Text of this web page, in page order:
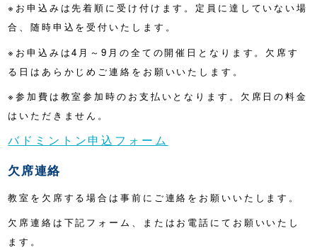
※お申込みは先着順に受け付けます。定員に達していない場
合、随時申込を受付いたします。
※お申込みは4月～9月の全ての開催日となります。欠席す
る日はあらかじめご連絡をお願いいたします。
※参加費は教室参加時のお支払いとなります。欠席日の料金
はいただきません。
バドミントン申込フォーム
欠席連絡
教室を欠席する場合は事前にご連絡をお願いいたします。
欠席連絡は下記フォーム、またはお電話にてお願いいたし
ます。